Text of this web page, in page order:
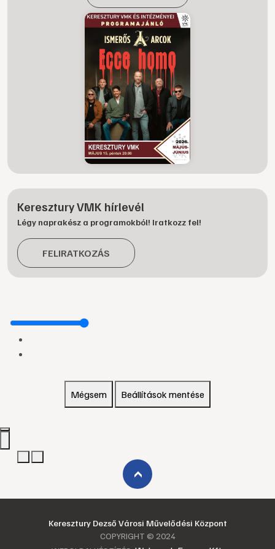
Keresztury VMK hírlevél
Légy naprakész a programokból! Iratkozz fel!
FELIRATKOZÁS
Mégsem Beállítások mentése
›
Keresztury Dezső Városi Művelődési Központ
COPYRIGHT © 2024